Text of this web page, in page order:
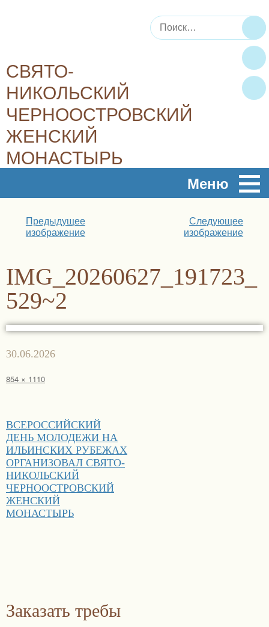
СВЯТО-
НИКОЛЬСКИЙ
ЧЕРНООСТРОВСКИЙ
ЖЕНСКИЙ
МОНАСТЫРЬ
Плод духовный, плод молитвы – это любовь, радость,
Искать:
Меню
Предыдущее
изображение
Следующее
изображение
IMG_20260627_191723_
529~2
Опубликовано
30.06.2026
Полный
854 × 1110
Навигация
по
записям
ВСЕРОССИЙСКИЙ
ДЕНЬ МОЛОДЕЖИ НА
ИЛЬИНСКИХ РУБЕЖАХ
ОРГАНИЗОВАЛ СВЯТО-
НИКОЛЬСКИЙ
ЧЕРНООСТРОВСКИЙ
ЖЕНСКИЙ
МОНАСТЫРЬ
Заказать требы